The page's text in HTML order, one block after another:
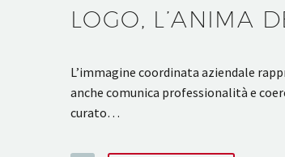
LOGO, L’ANIMA
L’immagine coordinata aziendale
anche comunica professionalità e
curato…